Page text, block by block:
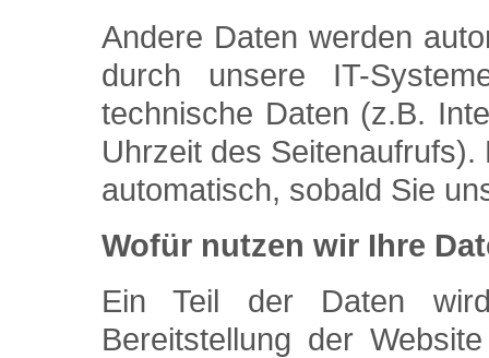
Andere Daten werden
durch unsere IT-
technische Daten (z.B.
Uhrzeit des
automatisch, sobald Sie
Wofür nutzen wir Ihre
Ein Teil der Daten
Bereitstellung der